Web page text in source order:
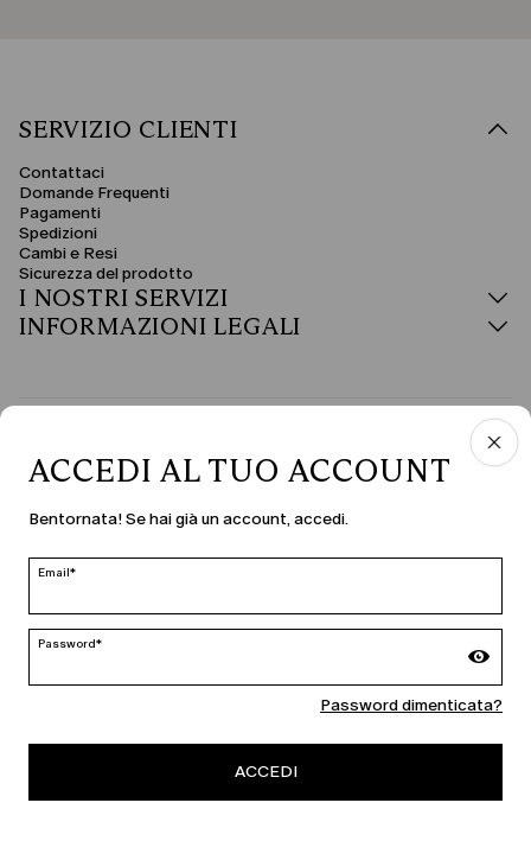
SERVIZIO CLIENTI
Contattaci
Domande Frequenti
Pagamenti
Spedizioni
Cambi e Resi
Sicurezza del prodotto
I NOSTRI SERVIZI
INFORMAZIONI LEGALI
PAESE E LINGUA
modifica
MARINA RINALDI
PERSONA
ACCEDI AL TUO ACCOUNT
Bentornata! Se hai già un account, accedi.
Email*
Password*
Password dimenticata?
ACCEDI